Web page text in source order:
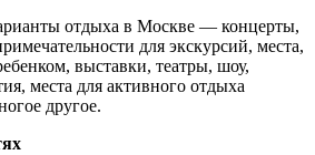
отдыха в Москве — концерты,
для экскурсий, места,
выставки, театры, шоу,
места для активного отдыха
другое.